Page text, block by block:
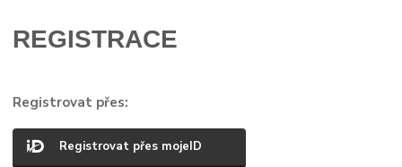
REGISTRACE
Registrovat přes:
Registrovat přes mojeID